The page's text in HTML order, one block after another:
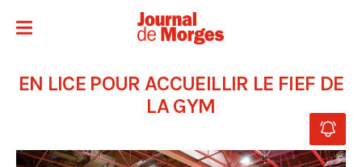
EN LICE POUR ACCUEILLIR LE FIEF DE
LA GYM